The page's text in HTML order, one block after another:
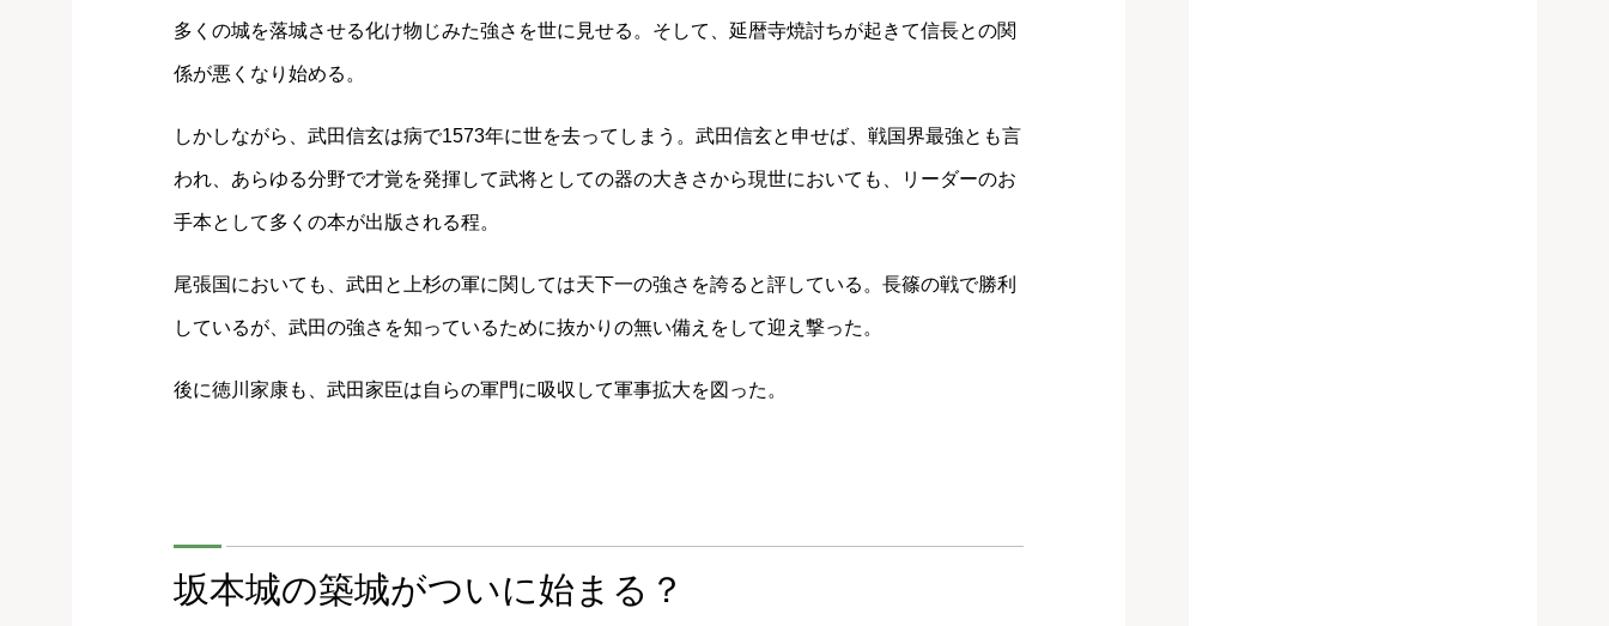
多くの城を落城させる化け物じみた強さを世に見せる。そして、延暦寺焼討ちが起きて信長との関
係が悪くなり始める。
しかしながら、武田信玄は病で1573年に世を去ってしまう。武田信玄と申せば、戦国界最強とも言
われ、あらゆる分野で才覚を発揮して武将としての器の大きさから現世においても、リーダーのお
手本として多くの本が出版される程。
尾張国においても、武田と上杉の軍に関しては天下一の強さを誇ると評している。長篠の戦で勝利
しているが、武田の強さを知っているために抜かりの無い備えをして迎え撃った。
後に徳川家康も、武田家臣は自らの軍門に吸収して軍事拡大を図った。
坂本城の築城がついに始まる？